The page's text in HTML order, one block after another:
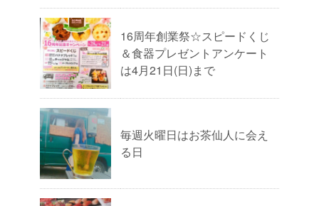
16周年創業祭☆スピードくじ
＆食器プレゼントアンケート
は4月21日(日)まで
毎週火曜日はお茶仙人に会え
る日